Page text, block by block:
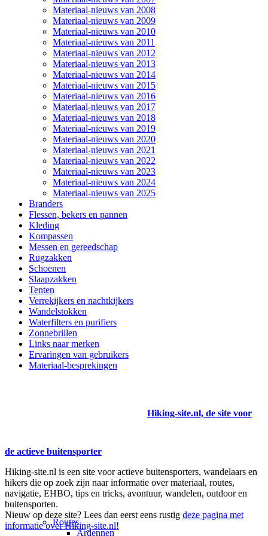
Materiaal-nieuws van 2008
Materiaal-nieuws van 2009
Materiaal-nieuws van 2010
Materiaal-nieuws van 2011
Materiaal-nieuws van 2012
Materiaal-nieuws van 2013
Materiaal-nieuws van 2014
Materiaal-nieuws van 2015
Materiaal-nieuws van 2016
Materiaal-nieuws van 2017
Materiaal-nieuws van 2018
Materiaal-nieuws van 2019
Materiaal-nieuws van 2020
Materiaal-nieuws van 2021
Materiaal-nieuws van 2022
Materiaal-nieuws van 2023
Materiaal-nieuws van 2024
Materiaal-nieuws van 2025
Branders
Flessen, bekers en pannen
Kleding
Kompassen
Messen en gereedschap
Rugzakken
Schoenen
Slaapzakken
Tenten
Verrekijkers en nachtkijkers
Wandelstokken
Waterfilters en purifiers
Zonnebrillen
Links naar merken
Ervaringen van gebruikers
Materiaal-besprekingen
Hiking-site.nl, de site voor
de actieve buitensporter
Hiking-site.nl is een site voor actieve buitensporters, wandelaars en
hikers die op zoek zijn naar informatie over materiaal, routes,
navigatie, EHBO, tips en tricks, avontuur, wandelen, outdoor en
buitensporten.
Nieuw op deze site? Lees dan eerst eens rustig deze pagina met
informatie over Hiking-site.nl!
Routes
Ardennen